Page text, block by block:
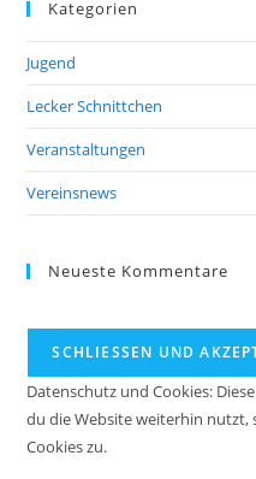
Kategorien
Jugend
Lecker Schnittchen
Veranstaltungen
Vereinsnews
Neueste Kommentare
Datenschutz und Cookies:
du die Website weiterhin
Cookies zu.